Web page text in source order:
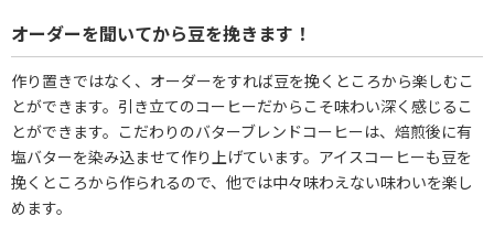
オーダーを聞いてから豆を挽きます！
作り置きではなく、オーダーをすれば豆を挽くところから楽しむこ
とができます。引き立てのコーヒーだからこそ味わい深く感じるこ
とができます。こだわりのバターブレンドコーヒーは、焙煎後に有
塩バターを染み込ませて作り上げています。アイスコーヒーも豆を
挽くところから作られるので、他では中々味わえない味わいを楽し
めます。